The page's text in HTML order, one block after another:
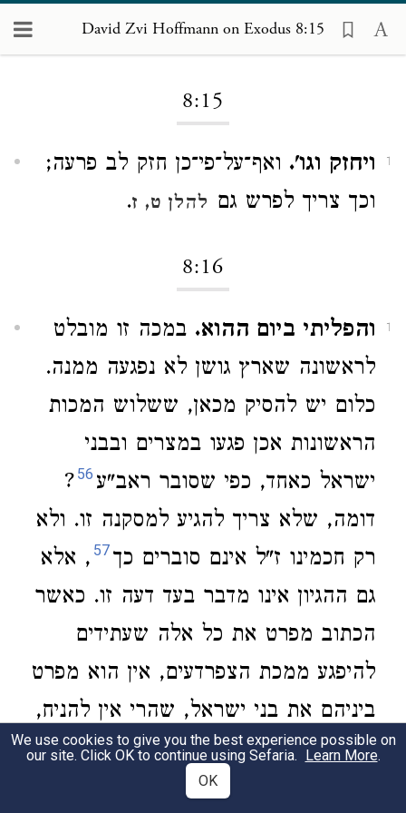
David Zvi Hoffmann on Exodus 8:15
8:15
1 ויחזק וגו'. ואף־על־פי־כן חזק לב פרעה;
וכך צריך לפרש גם להלן ט, ז.
8:16
1 והפליתי ביום ההוא. במכה זו מובלט
לראשונה שארץ גושן לא נפגעה ממנה.
כלום יש להסיק מכאן, ששלוש המכות
הראשונות אכן פגעו במצרים ובבני
ישראל כאחד, כפי שסובר ראב"ע 56
?
דומה, שלא צריך להגיע למסקנה זו. ולא
רק חכמינו ז"ל אינם סוברים כך57 , אלא
גם ההגיון אינו מדבר בעד דעה זו. כאשר
הכתוב מפרט את כל אלה שעתידים
להיפגע ממכת הצפרדעים, אין הוא מפרט
ביניהם את בני ישראל, שהרי אין להניח,
שהמלה "בעמך"58באה לרבות את
ישראל. אבל יש להבין שרק במכה זו
We use cookies to give you the best experience possible on
our site. Click OK to continue using Sefaria. Learn More.
OK